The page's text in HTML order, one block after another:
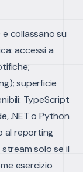
collassano su
accessi a
superficie
TypeScript
.NET o Python
al reporting
solo se il
esercizio